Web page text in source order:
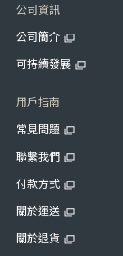
公司資訊
公司簡介
可持續發展
用戶指南
常見問題
聯繫我們
付款方式
關於運送
關於退貨